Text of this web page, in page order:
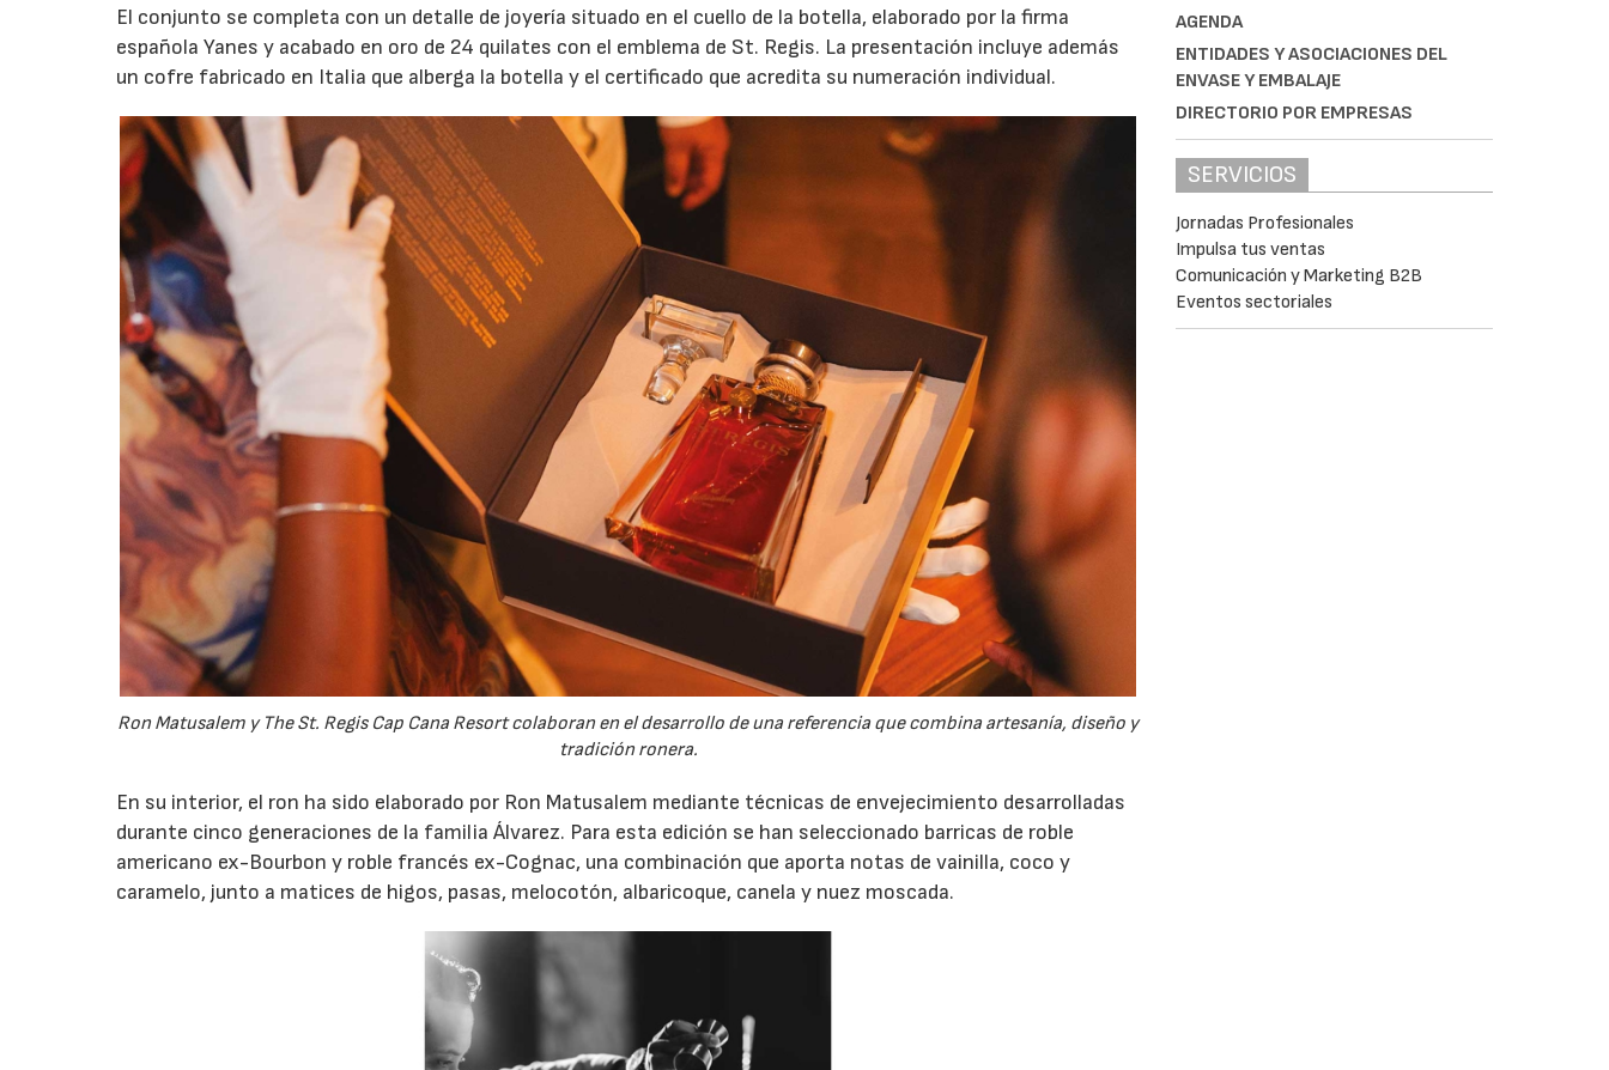
El conjunto se completa con un detalle de joyería situado en el cuello de la botella, elaborado por la firma
española Yanes y acabado en oro de 24 quilates con el emblema de St. Regis. La presentación incluye además
un cofre fabricado en Italia que alberga la botella y el certificado que acredita su numeración individual.
Ron Matusalem y The St. Regis Cap Cana Resort colaboran en el desarrollo de una referencia que combina artesanía, diseño y
tradición ronera.
En su interior, el ron ha sido elaborado por Ron Matusalem mediante técnicas de envejecimiento desarrolladas
durante cinco generaciones de la familia Álvarez. Para esta edición se han seleccionado barricas de roble
americano ex-Bourbon y roble francés ex-Cognac, una combinación que aporta notas de vainilla, coco y
caramelo, junto a matices de higos, pasas, melocotón, albaricoque, canela y nuez moscada.
AGENDA
ENTIDADES Y ASOCIACIONES DEL
ENVASE Y EMBALAJE
DIRECTORIO POR EMPRESAS
SERVICIOS
Jornadas Profesionales
Impulsa tus ventas
Comunicación y Marketing B2B
Eventos sectoriales